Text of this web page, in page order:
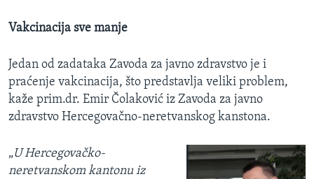
Vakcinacija sve manje
Jedan od zadataka Zavoda za javno zdravstvo je i
praćenje vakcinacija, što predstavlja veliki problem,
kaže prim.dr. Emir Čolaković iz Zavoda za javno
zdravstvo Hercegovačno-neretvanskog kanstona.
„U Hercegovačko-
neretvanskom kantonu iz